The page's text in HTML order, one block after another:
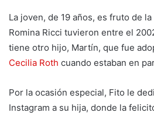
La joven, de 19 años, es fruto de
Romina Ricci tuvieron entre el
tiene otro hijo, Martín, que fue
Cecilia Roth cuando estaban en
Por la ocasión especial, Fito le
Instagram a su hija, donde la